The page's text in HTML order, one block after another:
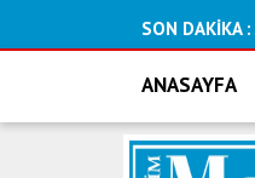
SON DAKİKA :
ANASAYFA